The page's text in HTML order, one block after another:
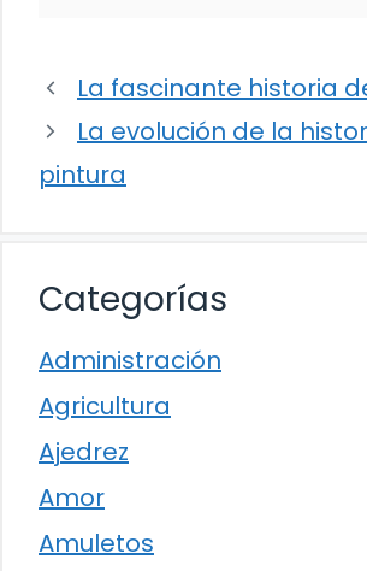
La fascinante historia
La evolución de la
pintura
Categorías
Administración
Agricultura
Ajedrez
Amor
Amuletos